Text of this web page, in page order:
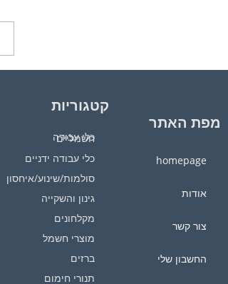
מפת האתר
homepage
אודות
צור קשר
החשבון שלי
קטגוריות
כלי עבודה חשמליים
כלי עבודה ידניים
סולמות/שינוע/איחסון
גינון והשקייה
מקלחונים
מוצרי חשמל
ברזים
תנורי חימום